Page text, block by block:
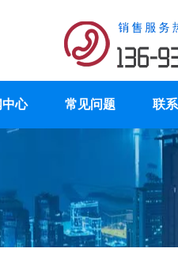
心 常见问题 联